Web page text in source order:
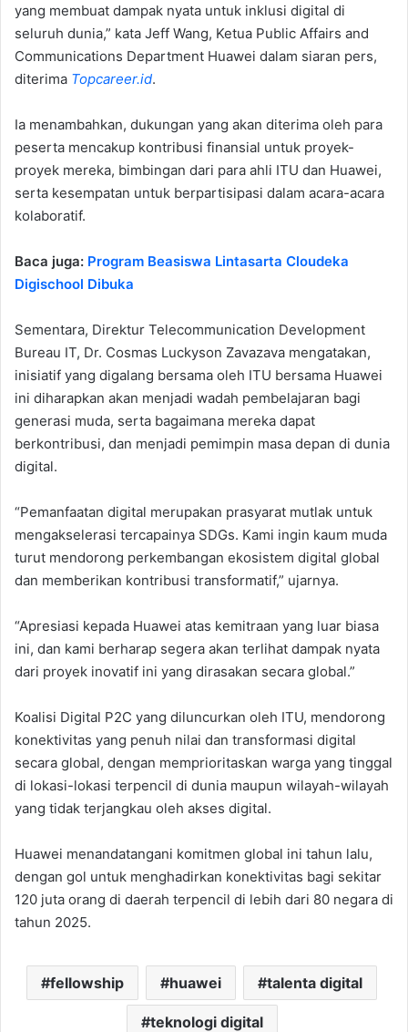
yang membuat dampak nyata untuk inklusi digital di
seluruh dunia,” kata Jeff Wang, Ketua Public Affairs and
Communications Department Huawei dalam siaran pers,
diterima Topcareer.id.
Ia menambahkan, dukungan yang akan diterima oleh para
peserta mencakup kontribusi finansial untuk proyek-
proyek mereka, bimbingan dari para ahli ITU dan Huawei,
serta kesempatan untuk berpartisipasi dalam acara-acara
kolaboratif.
Baca juga: Program Beasiswa Lintasarta Cloudeka
Digischool Dibuka
Sementara, Direktur Telecommunication Development
Bureau IT, Dr. Cosmas Luckyson Zavazava mengatakan,
inisiatif yang digalang bersama oleh ITU bersama Huawei
ini diharapkan akan menjadi wadah pembelajaran bagi
generasi muda, serta bagaimana mereka dapat
berkontribusi, dan menjadi pemimpin masa depan di dunia
digital.
“Pemanfaatan digital merupakan prasyarat mutlak untuk
mengakselerasi tercapainya SDGs. Kami ingin kaum muda
turut mendorong perkembangan ekosistem digital global
dan memberikan kontribusi transformatif,” ujarnya.
“Apresiasi kepada Huawei atas kemitraan yang luar biasa
ini, dan kami berharap segera akan terlihat dampak nyata
dari proyek inovatif ini yang dirasakan secara global.”
Koalisi Digital P2C yang diluncurkan oleh ITU, mendorong
konektivitas yang penuh nilai dan transformasi digital
secara global, dengan memprioritaskan warga yang tinggal
di lokasi-lokasi terpencil di dunia maupun wilayah-wilayah
yang tidak terjangkau oleh akses digital.
Huawei menandatangani komitmen global ini tahun lalu,
dengan gol untuk menghadirkan konektivitas bagi sekitar
120 juta orang di daerah terpencil di lebih dari 80 negara di
tahun 2025.
fellowship huawei talenta digital
teknologi digital